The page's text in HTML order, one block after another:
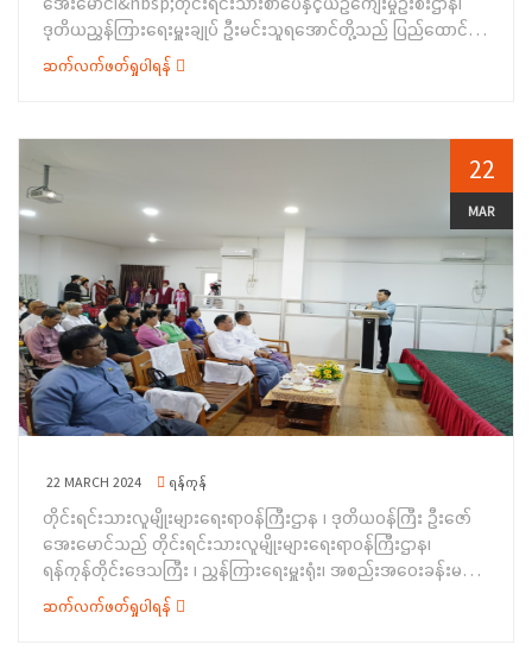
ဒုတိယညွှန်ကြားရေးမှူးချုပ် ဦးမင်းသူရအောင်တို့သည် ပြည်ထောင်စု
တိုင်းရင်းသားကျေးရွာ(ရန်ကုန်)တွင် ၂၀၂၃-၂၀၂၄ခုဘဏ္ဍာရေးနှစ်
အတွင်း ပြည်ထောင်စုဘဏ္ဍာရန်ပုံငွေ ငွေလုံးငွေရင်းအသုံးစရိတ်ဖြင့်
တူးခြင်းလုပ်ငန်းနှင့်ဝါးရုံတောလျှောက်လမ်းနှင့်ဝင်္ကပါပတ်လမ်း
လုပ်ငန်းများဆောင်ရွက်ပြီးစီးမှု အခြေအနေများအား ကြည့်ရှုစစ်ဆေး
ခြင်း၊ ပြည်ထောင်စုတိုင်းရင်းသားကျေးရွာ(ရန်ကုန်)မှ ဝန်ထမ်းများနှင့်
တွေ့ဆုံဆွေးနွေးခြင်း၊ပြည်သူ့စစ်မှုထမ်းဥပဒေနှင့် ပတ်သက် ၍
ဝန်ထမ်းများကျယ်ကျယ်ပြန့်ပြန့်သိရှိရန်အသိပညာပေးဟောပြောပို့ချ
ခြင်းများ ဆောင်ရွက်ခဲ့ပါသည်။
ဆက်လက်ဖတ်ရှုပါရန်
22
MAR
22 MARCH 2024 ရန်ကုန်
တိုင်းရင်းသားလူမျိုးများရေးရာဝန်ကြီးဌာန ၊ ဒုတိယဝန်ကြီး ဦးဇော်
အေးမောင်သည် တိုင်းရင်းသားလူမျိုးများရေးရာဝန်ကြီးဌာန၊
ရန်ကုန်တိုင်းဒေသကြီး ၊ ညွှန်ကြားရေးမှူးရုံး၊ အစည်းအဝေးခန်းမ၌
၂၂.၃.၂၀၂၄ရက်နေ့ မွန်းလွဲပိုင်းအချိန်တွင် တိုင်းဒေသကြီးအတွင်းရှိ
တိုင်းရင်းသားစာပေနှင့်ယဉ်ကျေးမှုအသင်းအဖွဲ့များနှင့် တွေ့ဆုံ
ဆက်လက်ဖတ်ရှုပါရန်